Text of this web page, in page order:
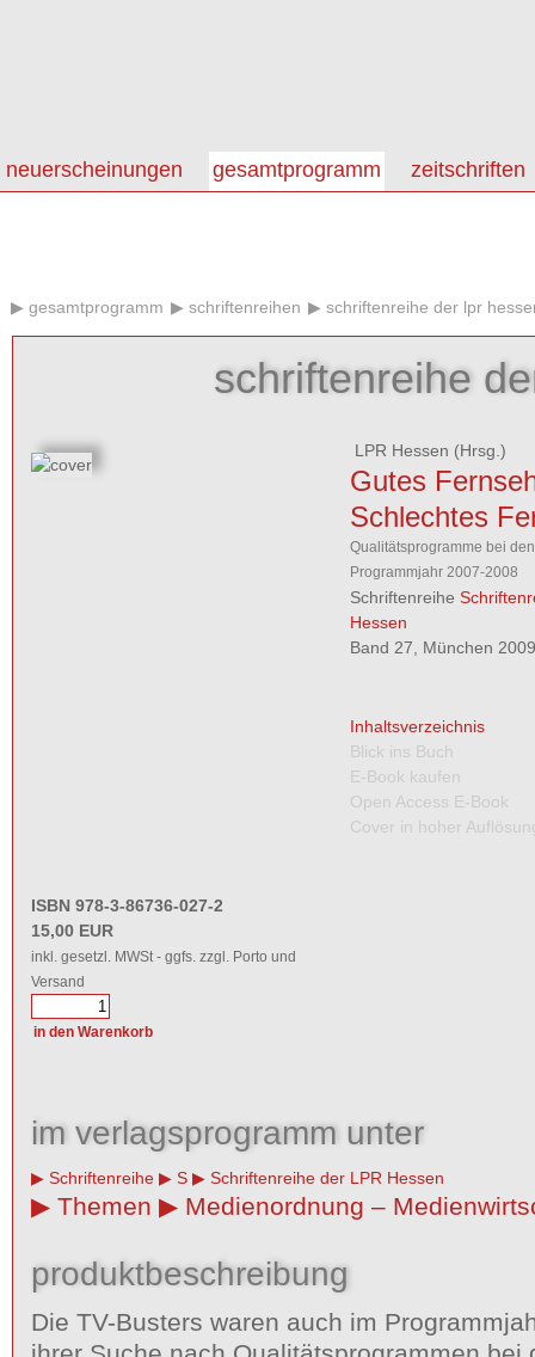
neuerscheinungen gesamtprogramm zeitschriften
gesamtprogramm schriftenreihen schriftenreihe der lpr
schriftenreihe
LPR Hessen (Hrsg.)
Gutes
Schlechtes
Qualitätsprogramme bei
Programmjahr 2007-2008
Schriftenreihe
Hessen
Band 27, München
Inhaltsverzeichnis
Blick ins Buch
E-Book kaufen
Open Access E-Book
Cover in hoher
ISBN 978-3-86736-027-2
15,00 EUR
inkl. gesetzl. MWSt - ggfs. zzgl. Porto und
Versand
im verlagsprogramm unter
Schriftenreihe S Schriftenreihe der LPR Hessen
Themen Medienordnung –
produktbeschreibung
Die TV-Busters waren auch im